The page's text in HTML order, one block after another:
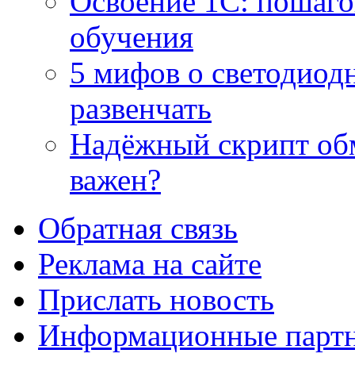
обучения
5 мифов о
развенчать
Надёжный скрипт
важен?
Обратная связь
Реклама на сайте
Прислать новость
Информационные